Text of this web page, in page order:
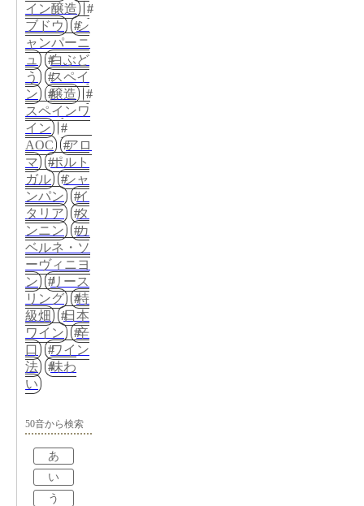
イン醸造
ブドウ
シ
ャンパーニ
ュ
白ぶど
う
スペイ
ン
醸造
スペインワ
イン
AOC
アロ
マ
ポルト
ガル
シャ
ンパン
イ
タリア
タ
ンニン
カ
ベルネ・ソ
ーヴィニヨ
ン
リース
リング
特
級畑
日本
ワイン
辛
口
ワイン
法
味わ
い
50音から検索
あ
い
う